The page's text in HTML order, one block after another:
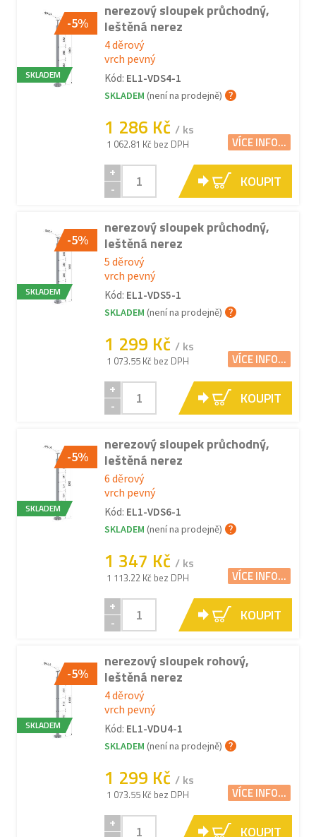
-5%
SKLADEM
nerezový sloupek průchodný,
leštěná nerez
4 děrový
vrch pevný
Kód: EL1-VDS4-1
SKLADEM (není na prodejně)
1 286 Kč / ks
1 062.81 Kč bez DPH VÍCE INFO...
+
-
KOUPIT
-5%
SKLADEM
nerezový sloupek průchodný,
leštěná nerez
5 děrový
vrch pevný
Kód: EL1-VDS5-1
SKLADEM (není na prodejně)
1 299 Kč / ks
1 073.55 Kč bez DPH VÍCE INFO...
+
-
KOUPIT
-5%
SKLADEM
nerezový sloupek průchodný,
leštěná nerez
6 děrový
vrch pevný
Kód: EL1-VDS6-1
SKLADEM (není na prodejně)
1 347 Kč / ks
1 113.22 Kč bez DPH VÍCE INFO...
+
-
KOUPIT
-5%
SKLADEM
nerezový sloupek rohový,
leštěná nerez
4 děrový
vrch pevný
Kód: EL1-VDU4-1
SKLADEM (není na prodejně)
1 299 Kč / ks
1 073.55 Kč bez DPH VÍCE INFO...
+
KOUPIT